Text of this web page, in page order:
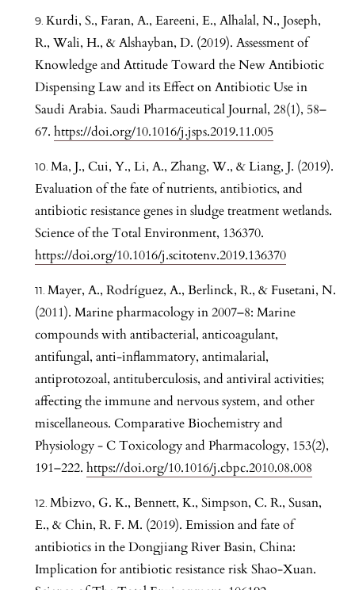
Kurdi, S., Faran, A., Eareeni, E., Alhalal, N., Joseph,
R., Wali, H., & Alshayban, D. (2019). Assessment of
Knowledge and Attitude Toward the New Antibiotic
Dispensing Law and its Effect on Antibiotic Use in
Saudi Arabia. Saudi Pharmaceutical Journal, 28(1), 58–
67. https://doi.org/10.1016/j.jsps.2019.11.005
Ma, J., Cui, Y., Li, A., Zhang, W., & Liang, J. (2019).
Evaluation of the fate of nutrients, antibiotics, and
antibiotic resistance genes in sludge treatment wetlands.
Science of the Total Environment, 136370.
https://doi.org/10.1016/j.scitotenv.2019.136370
Mayer, A., Rodríguez, A., Berlinck, R., & Fusetani, N.
(2011). Marine pharmacology in 2007–8: Marine
compounds with antibacterial, anticoagulant,
antifungal, anti-inflammatory, antimalarial,
antiprotozoal, antituberculosis, and antiviral activities;
affecting the immune and nervous system, and other
miscellaneous. Comparative Biochemistry and
Physiology - C Toxicology and Pharmacology, 153(2),
191–222. https://doi.org/10.1016/j.cbpc.2010.08.008
Mbizvo, G. K., Bennett, K., Simpson, C. R., Susan,
E., & Chin, R. F. M. (2019). Emission and fate of
antibiotics in the Dongjiang River Basin, China:
Implication for antibiotic resistance risk Shao-Xuan.